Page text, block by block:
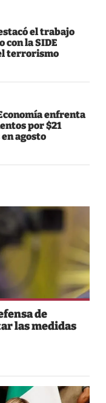
el trabajo
con la SIDE
terrorismo
enfrenta
por $21
agosto
de
las medidas